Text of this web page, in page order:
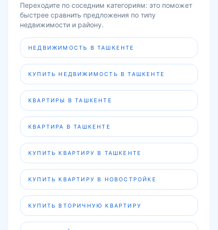
Переходите по соседним категориям: это поможет
быстрее сравнить предложения по типу
недвижимости и району.
НЕДВИЖИМОСТЬ В ТАШКЕНТЕ
КУПИТЬ НЕДВИЖИМОСТЬ В ТАШКЕНТЕ
КВАРТИРЫ В ТАШКЕНТЕ
КВАРТИРА В ТАШКЕНТЕ
КУПИТЬ КВАРТИРУ В ТАШКЕНТЕ
КУПИТЬ КВАРТИРУ В НОВОСТРОЙКЕ
КУПИТЬ ВТОРИЧНУЮ КВАРТИРУ